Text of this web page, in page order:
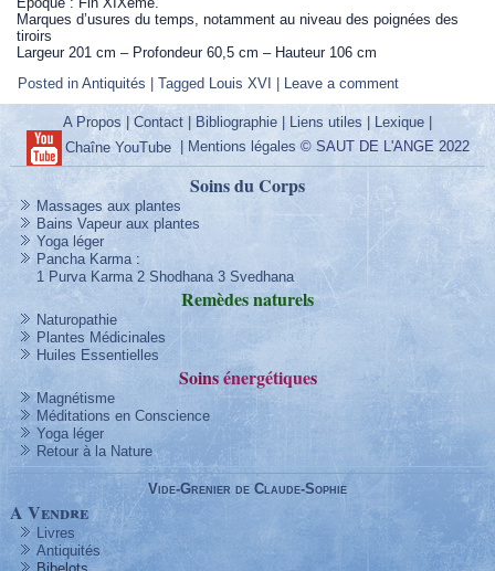
Marques d’usures du temps, notamment au niveau des poignées des
tiroirs
Largeur 201 cm – Profondeur 60,5 cm – Hauteur 106 cm
Posted in Antiquités |Tagged Louis XVI Leave a comment
A Propos |Contact Bibliographie Liens utiles | Lexique
Chaîne YouTube| Mentions légales © SAUT DE L'ANGE 2022
Soins du Corps
Massages aux plantes
Bains Vapeur aux plantes
Yoga léger
Pancha Karma:
1 Purva Karma 2 Shodhana 3 Svedhana
Remèdesnaturels
Naturopathie
Plantes Médicinales
Huiles Essentielles
Soinsénergétiques
Magnétisme
Méditations en Conscience
Yoga léger
Retour à la Nature
Vide-Grenier de Claude-Sophie
A Vendre
Livres
Antiquités